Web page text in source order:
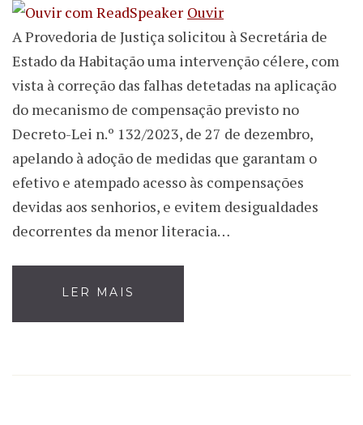
Ouvir
A Provedoria de Justiça solicitou à Secretária de
Estado da Habitação uma intervenção célere, com
vista à correção das falhas detetadas na aplicação
do mecanismo de compensação previsto no
Decreto-Lei n.º 132/2023, de 27 de dezembro,
apelando à adoção de medidas que garantam o
efetivo e atempado acesso às compensações
devidas aos senhorios, e evitem desigualdades
decorrentes da menor literacia…
LER MAIS